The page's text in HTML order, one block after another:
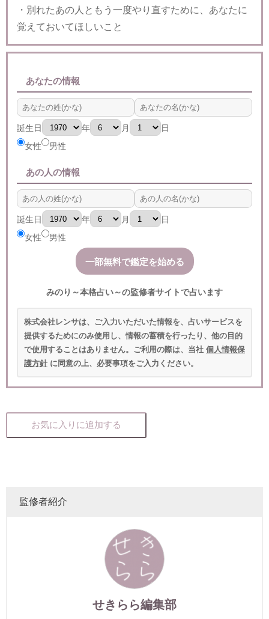
・別れたあの人ともう一度やり直すために、あなたに
覚えておいてほしいこと
あなたの情報
誕生日 年 月
日
女性
男性
あの人の情報
誕生日 年 月
日
女性
男性
みのり～本格占い～の監修者サイトで占います
株式会社レンサは、ご入力いただいた情報を、占いサービスを
提供するためにのみ使用し、情報の蓄積を行ったり、他の目的
で使用することはありません。ご利用の際は、当社 個人情報保
護方針 に同意の上、必要事項をご入力ください。
お気に入りに追加する
監修者紹介
せきらら編集部